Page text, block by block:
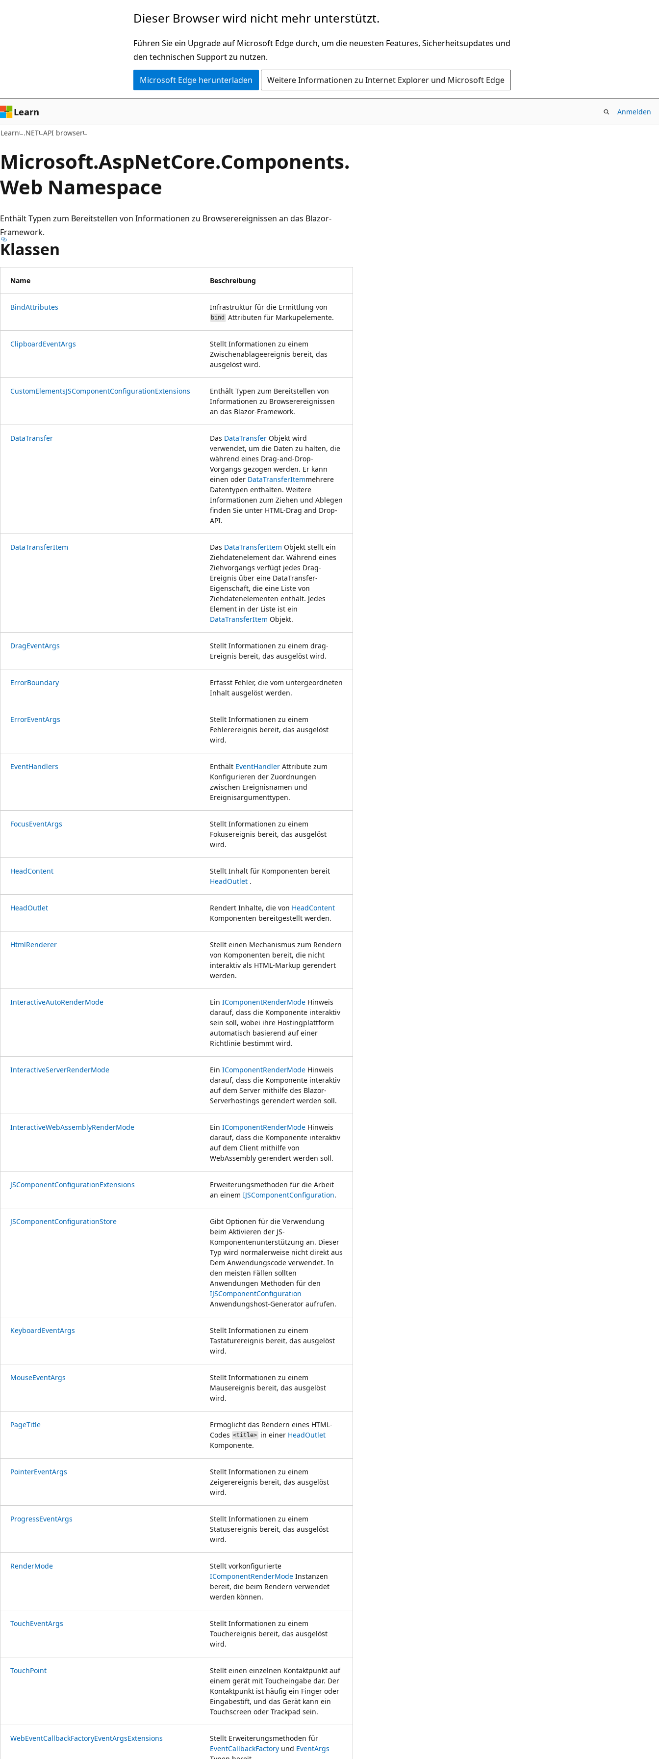
Dieser Browser wird nicht mehr unterstützt.
Führen Sie ein Upgrade auf Microsoft Edge durch, um die neuesten Features, Sicherheitsupdates und
den technischen Support zu nutzen.
Microsoft Edge herunterladen Weitere Informationen zu Internet Explorer und Microsoft Edge
Learn Anmelden
Learn .NET API browser
Microsoft.AspNetCore.Components.
Web Namespace
Enthält Typen zum Bereitstellen von Informationen zu Browserereignissen an das Blazor-
Framework.
Klassen
Name Beschreibung
BindAttributes Infrastruktur für die Ermittlung von
bind Attributen für Markupelemente.
ClipboardEventArgs
Stellt Informationen zu einem
Zwischenablageereignis bereit, das
ausgelöst wird.
CustomElementsJSComponentConfigurationExtensions
Enthält Typen zum Bereitstellen von
Informationen zu Browserereignissen
an das Blazor-Framework.
DataTransfer Das DataTransfer Objekt wird
verwendet, um die Daten zu halten, die
während eines Drag-and-Drop-
Vorgangs gezogen werden. Er kann
einen oder DataTransferItemmehrere
Datentypen enthalten. Weitere
Informationen zum Ziehen und Ablegen
finden Sie unter HTML-Drag and Drop-
API.
DataTransferItem Das DataTransferItem Objekt stellt ein
Ziehdatenelement dar. Während eines
Ziehvorgangs verfügt jedes Drag-
Ereignis über eine DataTransfer-
Eigenschaft, die eine Liste von
Ziehdatenelementen enthält. Jedes
Element in der Liste ist ein
DataTransferItem Objekt.
DragEventArgs
Stellt Informationen zu einem drag-
Ereignis bereit, das ausgelöst wird.
ErrorBoundary
Erfasst Fehler, die vom untergeordneten
Inhalt ausgelöst werden.
ErrorEventArgs
Stellt Informationen zu einem
Fehlerereignis bereit, das ausgelöst
wird.
EventHandlers Enthält EventHandler Attribute zum
Konfigurieren der Zuordnungen
zwischen Ereignisnamen und
Ereignisargumenttypen.
FocusEventArgs
Stellt Informationen zu einem
Fokusereignis bereit, das ausgelöst
wird.
HeadContent
Stellt Inhalt für Komponenten bereit
HeadOutlet .
HeadOutlet Rendert Inhalte, die von HeadContent
Komponenten bereitgestellt werden.
HtmlRenderer
Stellt einen Mechanismus zum Rendern
von Komponenten bereit, die nicht
interaktiv als HTML-Markup gerendert
werden.
InteractiveAutoRenderMode Ein IComponentRenderMode Hinweis
darauf, dass die Komponente interaktiv
sein soll, wobei ihre Hostingplattform
automatisch basierend auf einer
Richtlinie bestimmt wird.
InteractiveServerRenderMode Ein IComponentRenderMode Hinweis
darauf, dass die Komponente interaktiv
auf dem Server mithilfe des Blazor-
Serverhostings gerendert werden soll.
InteractiveWebAssemblyRenderMode Ein IComponentRenderMode Hinweis
darauf, dass die Komponente interaktiv
auf dem Client mithilfe von
WebAssembly gerendert werden soll.
JSComponentConfigurationExtensions
Erweiterungsmethoden für die Arbeit
an einem IJSComponentConfiguration.
JSComponentConfigurationStore
Gibt Optionen für die Verwendung
beim Aktivieren der JS-
Komponentenunterstützung an. Dieser
Typ wird normalerweise nicht direkt aus
Dem Anwendungscode verwendet. In
den meisten Fällen sollten
Anwendungen Methoden für den
IJSComponentConfiguration
Anwendungshost-Generator aufrufen.
KeyboardEventArgs
Stellt Informationen zu einem
Tastaturereignis bereit, das ausgelöst
wird.
MouseEventArgs
Stellt Informationen zu einem
Mausereignis bereit, das ausgelöst
wird.
PageTitle
Ermöglicht das Rendern eines HTML-
Codes <title> in einer HeadOutlet
Komponente.
PointerEventArgs
Stellt Informationen zu einem
Zeigerereignis bereit, das ausgelöst
wird.
ProgressEventArgs
Stellt Informationen zu einem
Statusereignis bereit, das ausgelöst
wird.
RenderMode
Stellt vorkonfigurierte
IComponentRenderMode Instanzen
bereit, die beim Rendern verwendet
werden können.
TouchEventArgs
Stellt Informationen zu einem
Touchereignis bereit, das ausgelöst
wird.
TouchPoint
Stellt einen einzelnen Kontaktpunkt auf
einem gerät mit Toucheingabe dar. Der
Kontaktpunkt ist häufig ein Finger oder
Eingabestift, und das Gerät kann ein
Touchscreen oder Trackpad sein.
WebEventCallbackFactoryEventArgsExtensions
Stellt Erweiterungsmethoden für
EventCallbackFactory und EventArgs